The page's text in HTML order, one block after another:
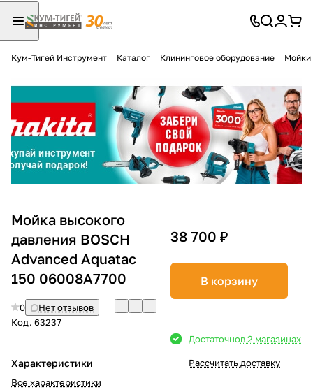
Кум-Тигей Инструмент Каталог Клининговое оборудование Мойки
Мойка высокого
давления BOSCH
Advanced Aquatac
150 06008A7700
0
Нет отзывов
Код. 63237
Характеристики
Все характеристики
38 700 ₽
В корзину
Достаточнов 2 магазинах
Рассчитать доставку
Разбейте
оплатуна части
без переплат
График платежей
Сегодня
25 %